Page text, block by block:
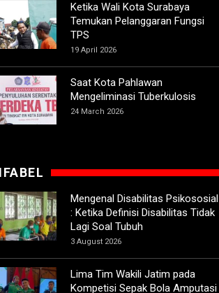
Ketika Wali Kota Surabaya
Temukan Pelanggaran Fungsi
TPS
19 April 2026
Saat Kota Pahlawan
Mengeliminasi Tuberkulosis
24 March 2026
Mengenal Disabilitas Psikososial
: Ketika Definisi Disabilitas Tidak
Lagi Soal Tubuh
3 August 2026
Lima Tim Wakili Jatim pada
Kompetisi Sepak Bola Amputasi